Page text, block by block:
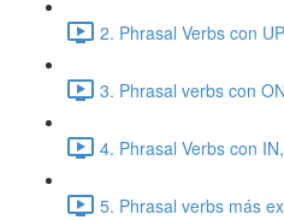
2. Phrasal Verbs con
3. Phrasal verbs con
4. Phrasal Verbs con
5. Phrasal verbs más